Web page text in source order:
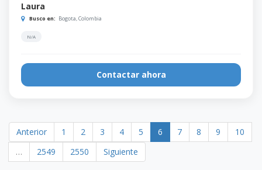
Laura
Busco en: Bogota, Colombia
N/A
Contactar ahora
Anterior 1 2 3 4 5 6 7 8 9
10
…
2549 2550 Siguiente